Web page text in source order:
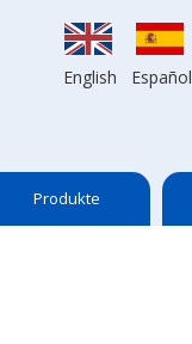
English Español
Produkte